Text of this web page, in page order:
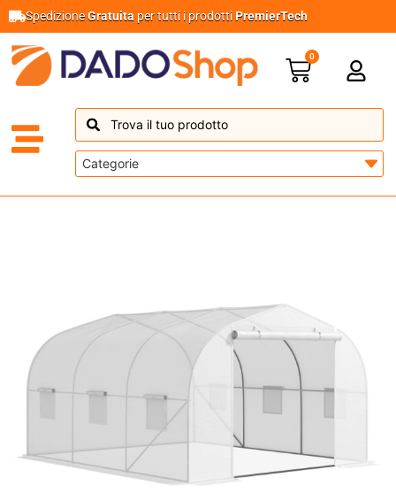
SpedizioneGratuita per tutti i prodottiPremierTech
0